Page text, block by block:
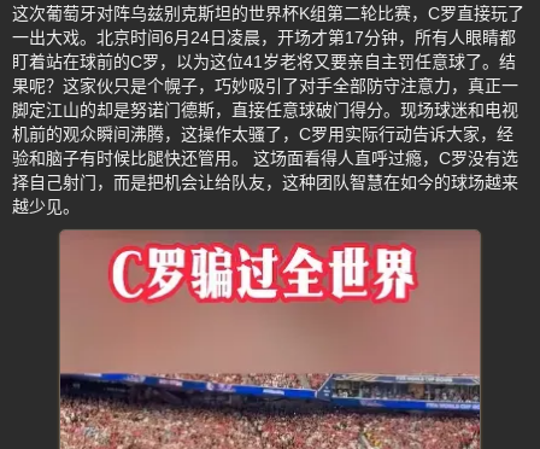
这次葡萄牙对阵乌兹别克斯坦的世界杯K组第二轮比赛，C罗直接玩了
一出大戏。北京时间6月24日凌晨，开场才第17分钟，所有人眼睛都
盯着站在球前的C罗，以为这位41岁老将又要亲自主罚任意球了。结
果呢？这家伙只是个幌子，巧妙吸引了对手全部防守注意力，真正一
脚定江山的却是努诺门德斯，直接任意球破门得分。现场球迷和电视
机前的观众瞬间沸腾，这操作太骚了，C罗用实际行动告诉大家，经
验和脑子有时候比腿快还管用。 这场面看得人直呼过瘾，C罗没有选
择自己射门，而是把机会让给队友，这种团队智慧在如今的球场越来
越少见。